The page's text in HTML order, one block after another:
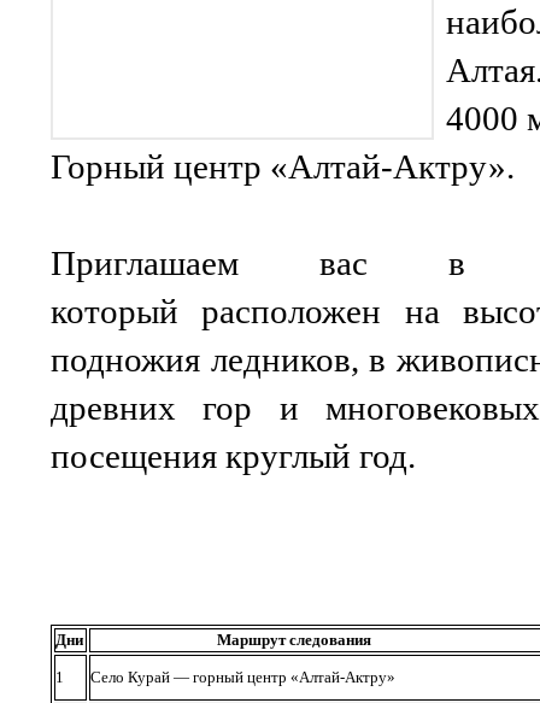
4000
Горный центр «Алтай-Актру».
Приглашаем вас в
который расположен на
подножия ледников, в
древних гор и
посещения круглый год.
Дни Маршрут следования
1 Село Курай — горный центр «Алтай-Актру»